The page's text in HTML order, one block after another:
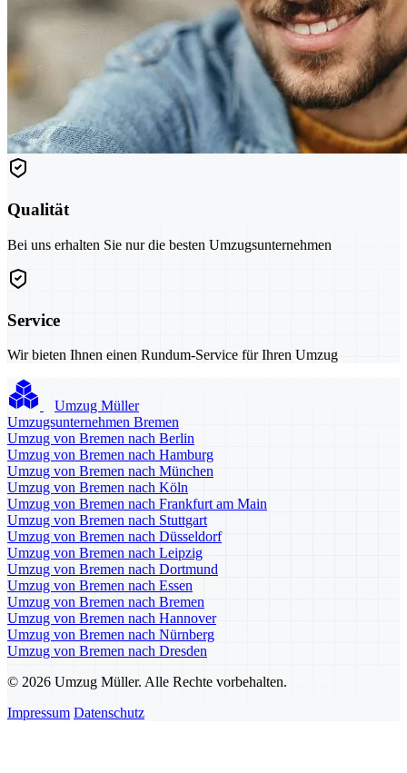
Qualität
Bei uns erhalten Sie nur die besten Umzugsunternehmen
Service
Wir bieten Ihnen einen Rundum-Service für Ihren Umzug
Umzug Müller
Umzugsunternehmen Bremen
Umzug von Bremen nach Berlin
Umzug von Bremen nach Hamburg
Umzug von Bremen nach München
Umzug von Bremen nach Köln
Umzug von Bremen nach Frankfurt am Main
Umzug von Bremen nach Stuttgart
Umzug von Bremen nach Düsseldorf
Umzug von Bremen nach Leipzig
Umzug von Bremen nach Dortmund
Umzug von Bremen nach Essen
Umzug von Bremen nach Bremen
Umzug von Bremen nach Hannover
Umzug von Bremen nach Nürnberg
Umzug von Bremen nach Dresden
© 2026 Umzug Müller. Alle Rechte vorbehalten.
Impressum Datenschutz